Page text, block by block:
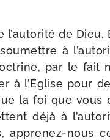
de Dieu.
à
par le fait
à l’Église pour
la foi que vous
déjà à
apprenez-​nous